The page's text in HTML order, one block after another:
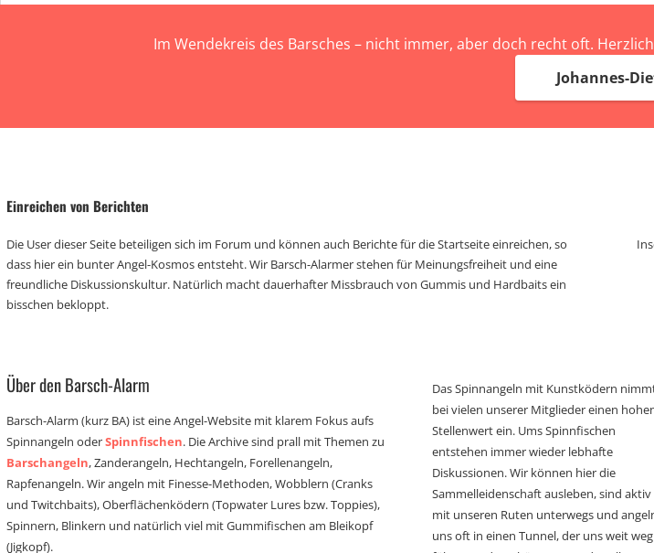
Im Wendekreis des Barsches – nicht immer, aber doch recht oft.
Johannes-
Einreichen von Berichten
Die User dieser Seite beteiligen sich im Forum und können auch Berichte für die Startseite einreichen, so
dass hier ein bunter Angel-Kosmos entsteht. Wir Barsch-Alarmer stehen für Meinungsfreiheit und eine
freundliche Diskussionskultur. Natürlich macht dauerhafter Missbrauch von Gummis und Hardbaits ein
bisschen bekloppt.
Über den Barsch-Alarm
Barsch-Alarm (kurz BA) ist eine Angel-Website mit klarem Fokus aufs
Spinnangeln oderSpinnfischen. Die Archive sind prall mit Themen zu
Barschangeln, Zanderangeln, Hechtangeln, Forellenangeln,
Rapfenangeln. Wir angeln mit Finesse-Methoden, Wobblern (Cranks
und Twitchbaits), Oberflächenködern (Topwater Lures bzw. Toppies),
Spinnern, Blinkern und natürlich viel mit Gummifischen am Bleikopf
(Jigkopf).
Das Spinnangeln mit Kunstködern
bei vielen unserer Mitglieder einen
Stellenwert ein. Ums Spinnfischen
entstehen immer wieder lebhafte
Diskussionen. Wir können hier die
Sammelleidenschaft ausleben, sind aktiv
mit unseren Ruten unterwegs und
uns oft in einen Tunnel, der uns weit weg